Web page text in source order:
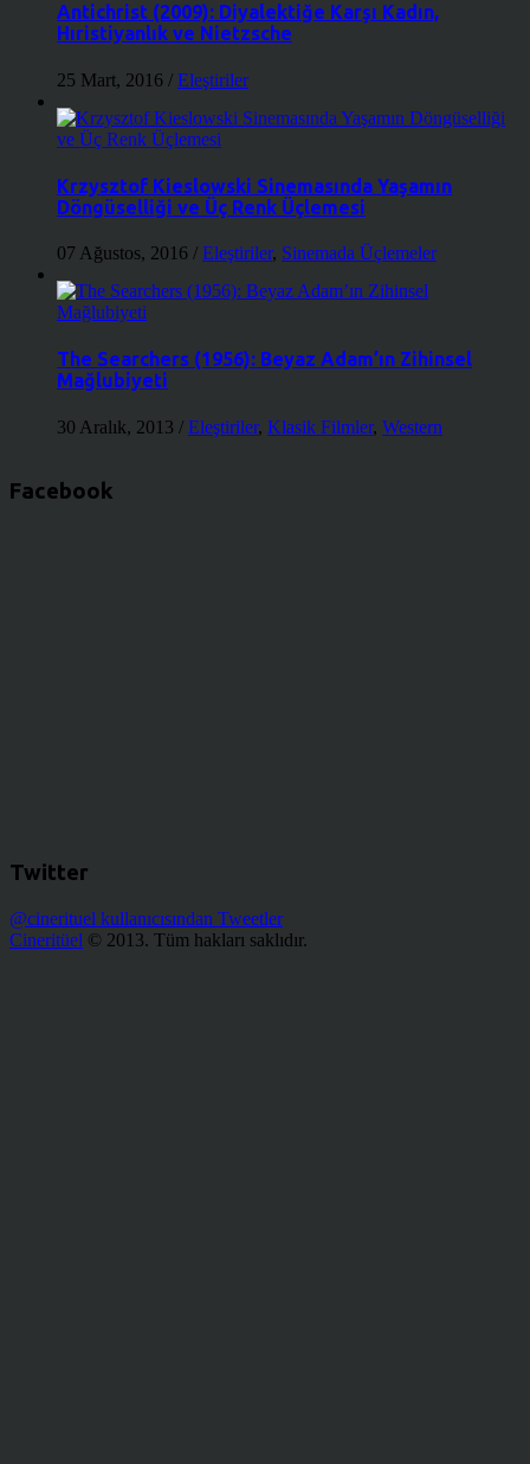
Antichrist (2009): Diyalektiğe Karşı Kadın,
Hıristiyanlık ve Nietzsche
25 Mart, 2016 / Eleştiriler
Krzysztof Kieslowski Sinemasında Yaşamın
Döngüselliği ve Üç Renk Üçlemesi
07 Ağustos, 2016 / Eleştiriler, Sinemada Üçlemeler
The Searchers (1956): Beyaz Adam’ın Zihinsel
Mağlubiyeti
30 Aralık, 2013 / Eleştiriler, Klasik Filmler, Western
Facebook
Twitter
@cinerituel kullanıcısından Tweetler
Cineritüel © 2013. Tüm hakları saklıdır.